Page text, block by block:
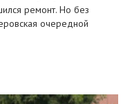
ремонт. Но без
очередной